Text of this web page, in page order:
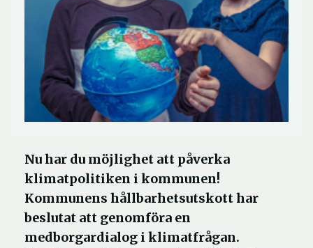
Nu har du möjlighet att påverka
klimatpolitiken i kommunen!
Kommunens hållbarhetsutskott har
beslutat att genomföra en
medborgardialog i klimatfrågan.